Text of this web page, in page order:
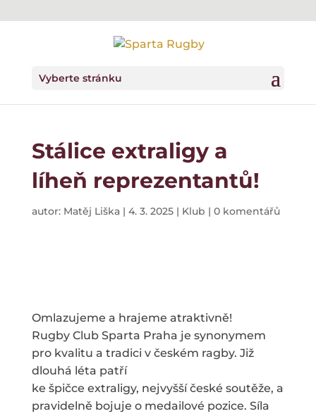
Vyberte stránku
Stálice extraligy a
líheň reprezentantů!
autor: Matěj Liška| 4. 3. 2025| Klub | 0 komentářů
Omlazujeme a hrajeme atraktivně!
Rugby Club Sparta Praha je synonymem
pro kvalitu a tradici v českém ragby. Již
dlouhá léta patří
ke špičce extraligy, nejvyšší české soutěže, a
pravidelně bojuje o medailové pozice. Síla